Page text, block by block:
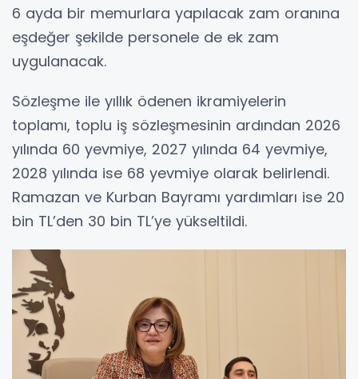
6 ayda bir memurlara yapılacak zam oranına
eşdeğer şekilde personele de ek zam
uygulanacak.
Sözleşme ile yıllık ödenen ikramiyelerin
toplamı, toplu iş sözleşmesinin ardından 2026
yılında 60 yevmiye, 2027 yılında 64 yevmiye,
2028 yılında ise 68 yevmiye olarak belirlendi.
Ramazan ve Kurban Bayramı yardımları ise 20
bin TL’den 30 bin TL’ye yükseltildi.